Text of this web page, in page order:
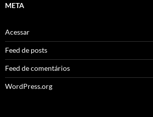
META
Acessar
Feed de posts
Feed de comentários
WordPress.org